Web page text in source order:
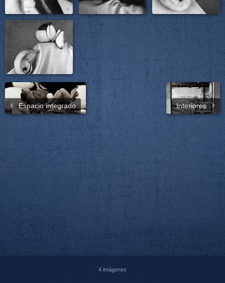
Espacio integrado Interiores
4 imágenes